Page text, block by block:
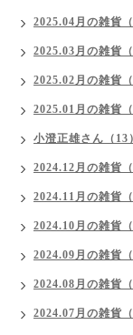
2025.04月の雑貨（
2025.03月の雑貨（
2025.02月の雑貨（
2025.01月の雑貨（
小澄正雄さん（13）
2024.12月の雑貨（
2024.11月の雑貨（
2024.10月の雑貨（
2024.09月の雑貨（
2024.08月の雑貨（
2024.07月の雑貨（